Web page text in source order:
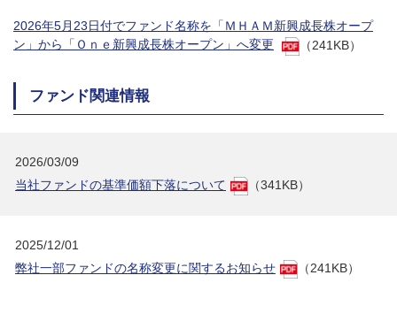
2026年5月23日付でファンド名称を「ＭＨＡＭ新興成長株オープ
ン」から「Ｏｎｅ新興成長株オープン」へ変更
（241KB）
ファンド関連情報
2026/03/09
当社ファンドの基準価額下落について
（341KB）
2025/12/01
弊社一部ファンドの名称変更に関するお知らせ
（241KB）